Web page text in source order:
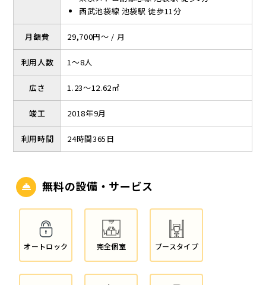
西武池袋線 池袋駅 徒歩11分
月額費 29,700円～ / 月
利用人数 1～8人
広さ 1.23～12.62㎡
竣工 2018年9月
利用時間 24時間365日
無料の設備・サービス
オートロック 完全個室 ブースタイプ